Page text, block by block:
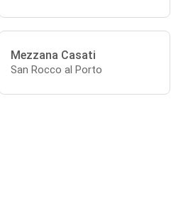
Mezzana Casati
San Rocco al Porto